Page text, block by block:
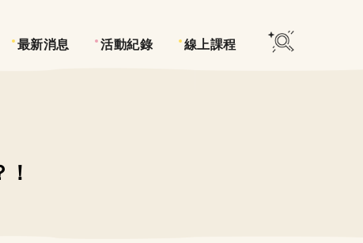
最新消息 活動紀錄 線上課程